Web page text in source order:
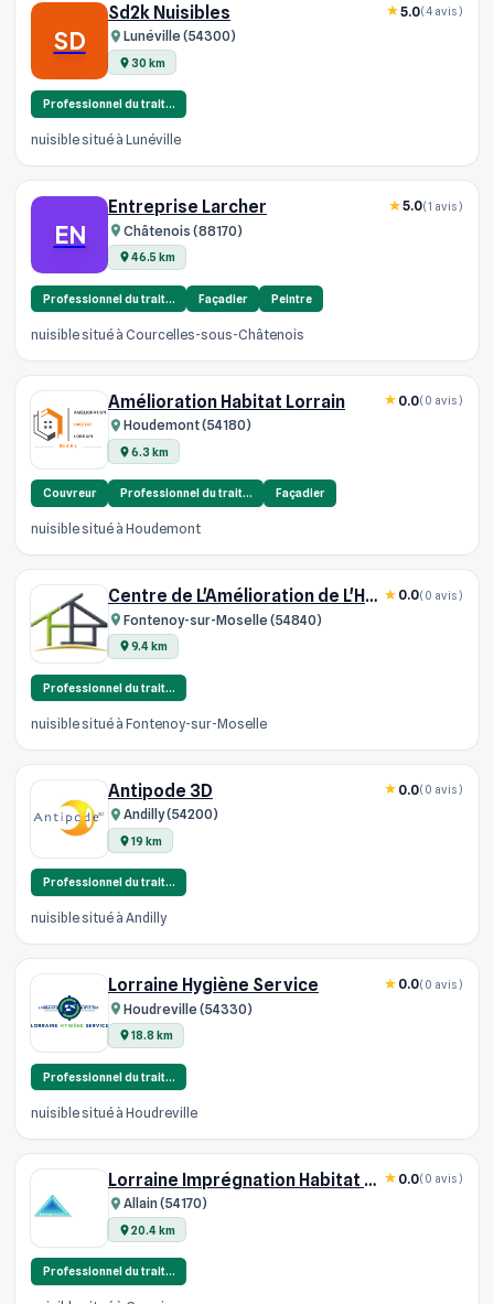
SD
Sd2k Nuisibles
Lunéville (54300)
30 km
5.0(4 avis)
Professionnel du trait…
nuisible situé à Lunéville
EN
Entreprise Larcher
Châtenois (88170)
46.5 km
5.0(1 avis)
Professionnel du trait… Façadier Peintre
nuisible situé à Courcelles-sous-Châtenois
Amélioration Habitat Lorrain
Houdemont (54180)
6.3 km
0.0(0 avis)
Couvreur Professionnel du trait… Façadier
nuisible situé à Houdemont
Centre de L'Amélioration de L'Habit
Fontenoy-sur-Moselle (54840)
9.4 km
0.0(0 avis)
Professionnel du trait…
nuisible situé à Fontenoy-sur-Moselle
Antipode 3D
Andilly (54200)
19 km
0.0(0 avis)
Professionnel du trait…
nuisible situé à Andilly
Lorraine Hygiène Service
Houdreville (54330)
18.8 km
0.0(0 avis)
Professionnel du trait…
nuisible situé à Houdreville
Lorraine Imprégnation Habitat SARL
Allain (54170)
20.4 km
0.0(0 avis)
Professionnel du trait…